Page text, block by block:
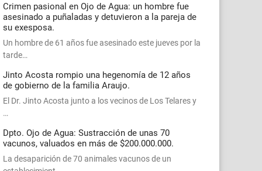
Crimen pasional en Ojo de Agua: un hombre fue
asesinado a puñaladas y detuvieron a la pareja de
su exesposa.
Un hombre de 61 años fue asesinado este jueves por la
tarde…
Jinto Acosta rompio una hegenomía de 12 años
de gobierno de la familia Araujo.
El Dr. Jinto Acosta junto a los vecinos de Los Telares y
…
Dpto. Ojo de Agua: Sustracción de unas 70
vacunos, valuados en más de $200.000.000.
La desaparición de 70 animales vacunos de un